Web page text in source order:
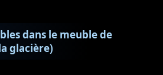
dans le meuble de
glacière)